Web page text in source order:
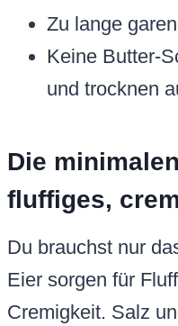
Zu lange
Keine Butter-
und trocknen
Die
fluffiges,
Du brauchst nur
Eier sorgen für
Cremigkeit. Salz